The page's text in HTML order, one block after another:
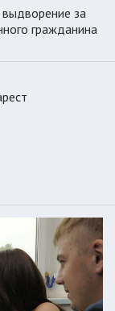
за
гражданина